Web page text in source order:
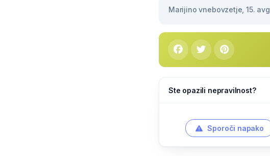
Marijino vnebovzetje, 15. avg
Ste opazili nepravilnost?
Sporoči napako